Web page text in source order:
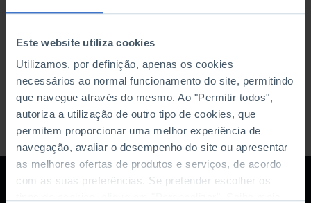
Este website utiliza cookies
Utilizamos, por definição, apenas os cookies
necessários ao normal funcionamento do site, permitindo
que navegue através do mesmo. Ao "Permitir todos",
autoriza a utilização de outro tipo de cookies, que
permitem proporcionar uma melhor experiência de
navegação, avaliar o desempenho do site ou apresentar
as melhores ofertas de produtos e serviços, de acordo
com as suas preferências. Se pretender escolher os